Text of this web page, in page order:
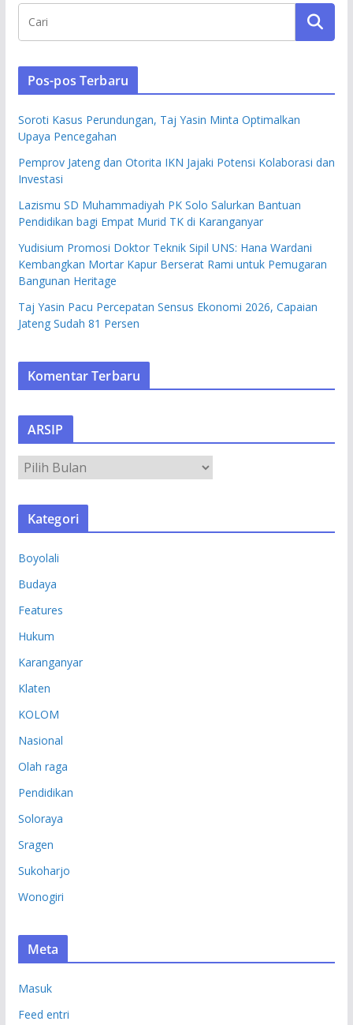
Pos-pos Terbaru
Soroti Kasus Perundungan, Taj Yasin Minta Optimalkan
Upaya Pencegahan
Pemprov Jateng dan Otorita IKN Jajaki Potensi Kolaborasi dan
Investasi
Lazismu SD Muhammadiyah PK Solo Salurkan Bantuan
Pendidikan bagi Empat Murid TK di Karanganyar
Yudisium Promosi Doktor Teknik Sipil UNS: Hana Wardani
Kembangkan Mortar Kapur Berserat Rami untuk Pemugaran
Bangunan Heritage
Taj Yasin Pacu Percepatan Sensus Ekonomi 2026, Capaian
Jateng Sudah 81 Persen
Komentar Terbaru
ARSIP
R
S
Kategori
Boyolali
Budaya
Features
Hukum
Karanganyar
Klaten
KOLOM
Nasional
Olah raga
Pendidikan
Soloraya
Sragen
Sukoharjo
Wonogiri
Meta
Masuk
Feed entri